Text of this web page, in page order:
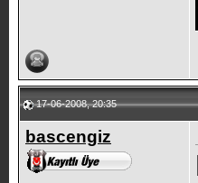
17-06-2008, 20:35
bascengiz